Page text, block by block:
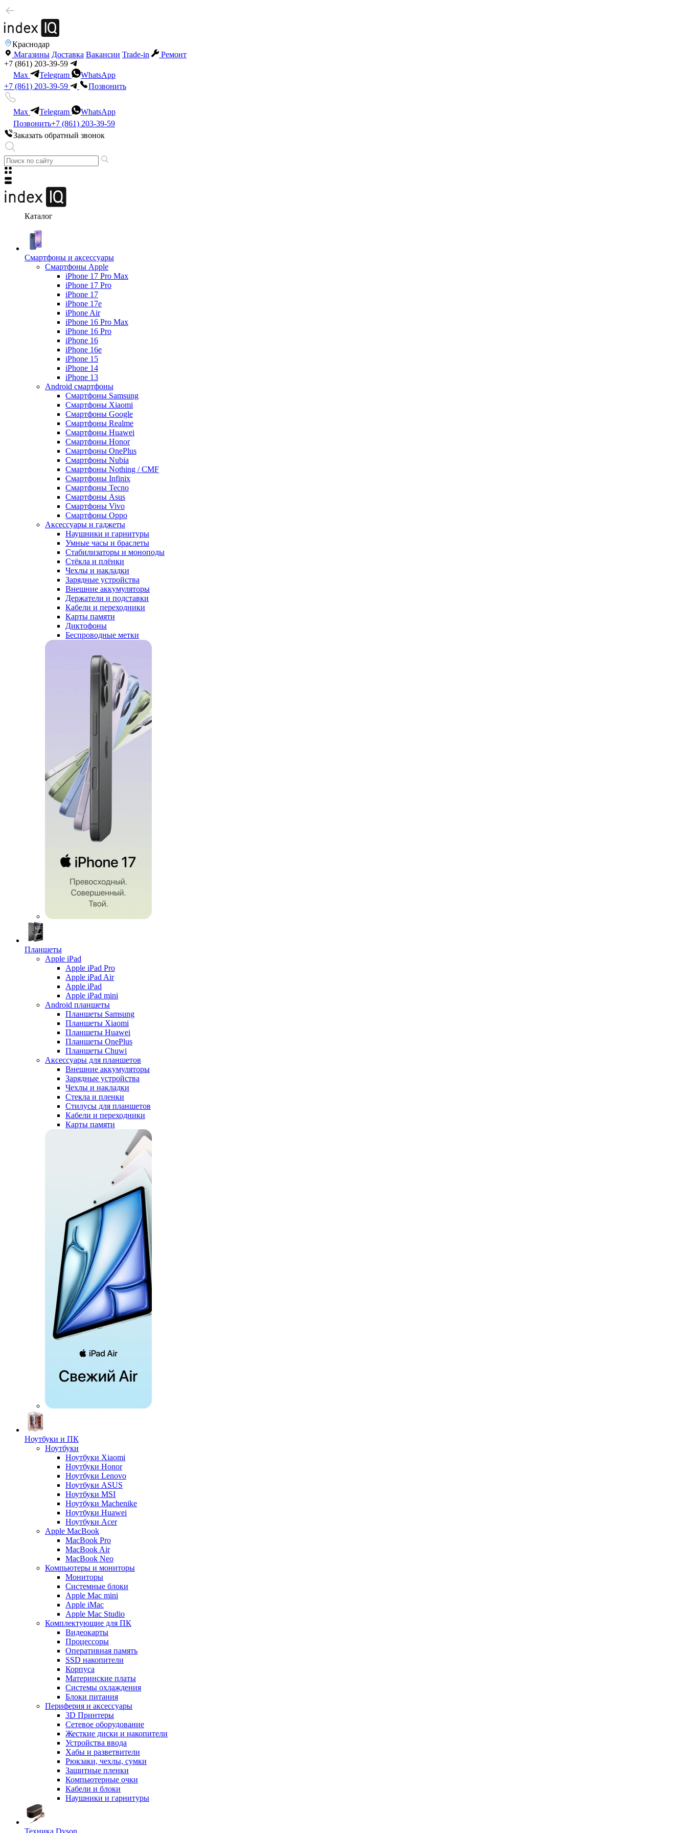
Краснодар
Магазины Доставка Вакансии Trade-in
Ремонт
+7 (861) 203-39-59
Max
Telegram
WhatsApp
+7 (861) 203-39-59
Позвонить
Max Telegram
WhatsApp
Позвонить+7 (861) 203-39-59
Заказать обратный звонок
Каталог
Смартфоны и аксессуары
Смартфоны Apple
iPhone 17 Pro Max
iPhone 17 Pro
iPhone 17
iPhone 17e
iPhone Air
iPhone 16 Pro Max
iPhone 16 Pro
iPhone 16
iPhone 16e
iPhone 15
iPhone 14
iPhone 13
Android cмартфоны
Смартфоны Samsung
Смартфоны Xiaomi
Смартфоны Google
Смартфоны Realme
Смартфоны Huawei
Смартфоны Honor
Смартфоны OnePlus
Смартфоны Nubia
Смартфоны Nothing / CMF
Смартфоны Infinix
Смартфоны Tecno
Смартфоны Asus
Смартфоны Vivo
Смартфоны Oppo
Аксессуары и гаджеты
Наушники и гарнитуры
Умные часы и браслеты
Стабилизаторы и моноподы
Стёкла и плёнки
Чехлы и накладки
Зарядные устройства
Внешние аккумуляторы
Держатели и подставки
Кабели и переходники
Карты памяти
Диктофоны
Беспроводные метки
Планшеты
Apple iPad
Apple iPad Pro
Apple iPad Air
Apple iPad
Apple iPad mini
Android планшеты
Планшеты Samsung
Планшеты Xiaomi
Планшеты Huawei
Планшеты OnePlus
Планшеты Chuwi
Аксессуары для планшетов
Внешние аккумуляторы
Зарядные устройства
Чехлы и накладки
Стекла и пленки
Стилусы для планшетов
Кабели и переходники
Карты памяти
Ноутбуки и ПК
Ноутбуки
Ноутбуки Xiaomi
Ноутбуки Honor
Ноутбуки Lenovo
Ноутбуки ASUS
Ноутбуки MSI
Ноутбуки Machenike
Ноутбуки Huawei
Ноутбуки Acer
Apple MacBook
MacBook Pro
MacBook Air
MacBook Neo
Компьютеры и мониторы
Мониторы
Системные блоки
Apple Mac mini
Apple iMac
Apple Mac Studio
Комплектующие для ПК
Видеокарты
Процессоры
Оперативная память
SSD накопители
Корпуса
Материнские платы
Системы охлаждения
Блоки питания
Периферия и аксессуары
3D Принтеры
Сетевое оборудование
Жесткие диски и накопители
Устройства ввода
Хабы и разветвители
Рюкзаки, чехлы, сумки
Защитные пленки
Компьютерные очки
Кабели и блоки
Наушники и гарнитуры
Техника Dyson